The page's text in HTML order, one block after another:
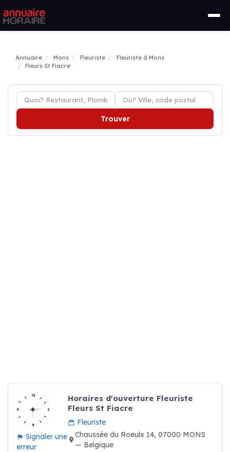
Annuaire Mons Fleuriste
Fleuriste à Mons
Fleurs St Fiacre
Trouver
Signaler une
erreur
Horaires d'ouverture Fleuriste
Fleurs St Fiacre
Fleuriste
Chaussée du Roeulx 14, 07000 MONS
— Belgique